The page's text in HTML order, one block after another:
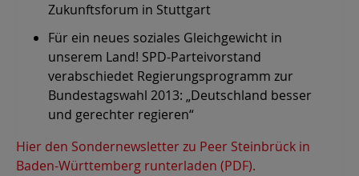
Zukunftsforum in Stuttgart
Für ein neues soziales Gleichgewicht in
unserem Land! SPD-Parteivorstand
verabschiedet Regierungsprogramm zur
Bundestagswahl 2013: „Deutschland besser
und gerechter regieren“
Hier den Sondernewsletter zu Peer Steinbrück in
Baden-Württemberg runterladen (PDF).